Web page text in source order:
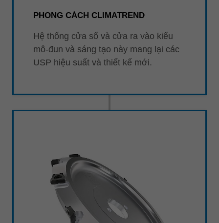
PHONG CÁCH CLIMATREND
Hệ thống cửa sổ và cửa ra vào kiểu
mô-đun và sáng tạo này mang lại các
USP hiệu suất và thiết kế mới.